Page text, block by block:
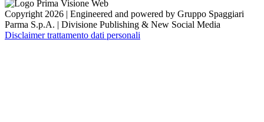
Copyright 2026 | Engineered and powered by Gruppo Spaggiari
Parma S.p.A. | Divisione Publishing & New Social Media
Disclaimer trattamento dati personali